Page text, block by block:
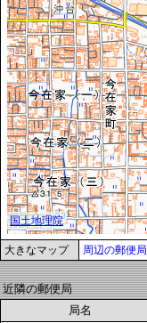
大きなマップ 周辺の郵便局
近隣の郵便局
局名